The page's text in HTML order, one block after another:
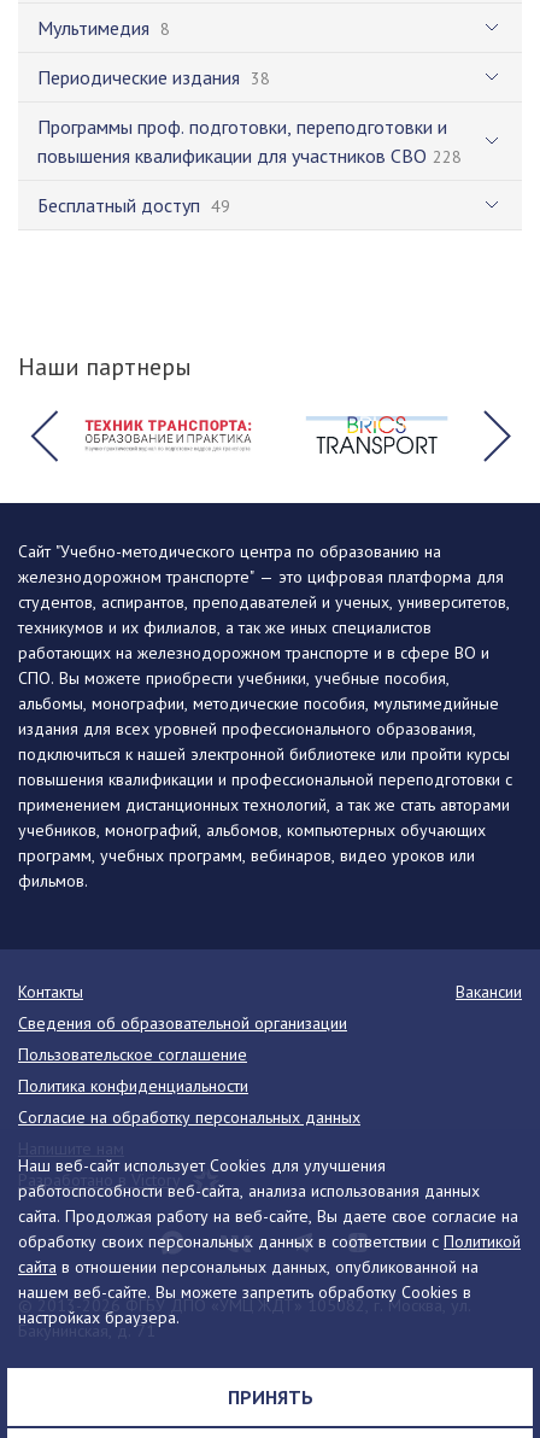
Мультимедия 8
Периодические издания 38
Программы проф. подготовки, переподготовки и
повышения квалификации для участников СВО 228
Бесплатный доступ 49
Наши партнеры
Наш веб-сайт использует Cookies для улучшения
работоспособности веб-сайта, анализа использования данных
сайта. Продолжая работу на веб-сайте, Вы даете свое согласие на
обработку своих персональных данных в соответствии с Политикой
сайта в отношении персональных данных, опубликованной на
нашем веб-сайте. Вы можете запретить обработку Cookies в
настройках браузера.
ПРИНЯТЬ
Сайт "Учебно-методического центра по образованию на
железнодорожном транспорте" — это цифровая платформа для
студентов, аспирантов, преподавателей и ученых, университетов,
техникумов и их филиалов, а так же иных специалистов
работающих на железнодорожном транспорте и в сфере ВО и
СПО. Вы можете приобрести учебники, учебные пособия,
альбомы, монографии, методические пособия, мультимедийные
издания для всех уровней профессионального образования,
подключиться к нашей электронной библиотеке или пройти курсы
повышения квалификации и профессиональной переподготовки с
применением дистанционных технологий, а так же стать авторами
учебников, монографий, альбомов, компьютерных обучающих
программ, учебных программ, вебинаров, видео уроков или
фильмов.
© 2013-2026 ФГБУ ДПО «УМЦ ЖДТ» 105082, г. Москва, ул.
Бакунинская, д. 71
Телефон:8 (495) 739-00-30 info@umczdt.ru
схема проезда
Контакты
Вакансии
Сведения об образовательной организации
Пользовательское соглашение
Политика конфиденциальности
Согласие на обработку персональных данных
Разработано в Victory